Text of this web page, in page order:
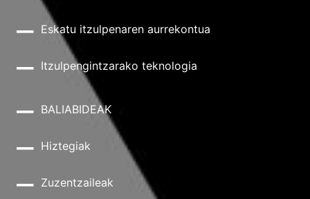
Eskatu itzulpenaren aurrekontua
Itzulpengintzarako teknologia
BALIABIDEAK
Hiztegiak
Zuzentzaileak